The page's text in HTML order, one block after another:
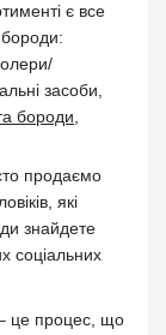
є все
засоби,
бороди,
продаємо
які
знайдете
соціальних
– це процес, що